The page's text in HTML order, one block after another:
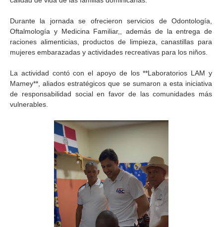
Durante la jornada se ofrecieron servicios de Odontología,
Oftalmología y Medicina Familiar,, además de la entrega de
raciones alimenticias, productos de limpieza, canastillas para
mujeres embarazadas y actividades recreativas para los niños.
La actividad contó con el apoyo de los **Laboratorios LAM y
Mamey**, aliados estratégicos que se sumaron a esta iniciativa
de responsabilidad social en favor de las comunidades más
vulnerables.